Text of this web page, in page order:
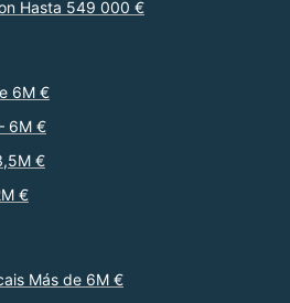
Hasta 549 000 €
6M €
6M €
€
€
Más de 6M €